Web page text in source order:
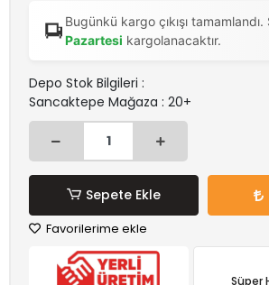
Bugünkü kargo çıkışı
Pazartesi kargolanacaktır.
Depo Stok Bilgileri :
Sancaktepe Mağaza : 20+
Sepete Ekle
Favorilerime ekle
Süper